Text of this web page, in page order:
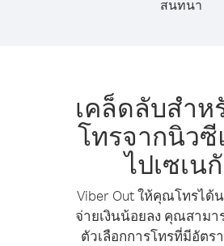
สนทนา
เคล็ดลับสำห
โทรจากนิว
ไปเซเน
Viber Out ให้คุณโทรได้
จ่ายเงินน้อยลง คุณสามา
ตัวเลือกการโทรที่มีอัตร